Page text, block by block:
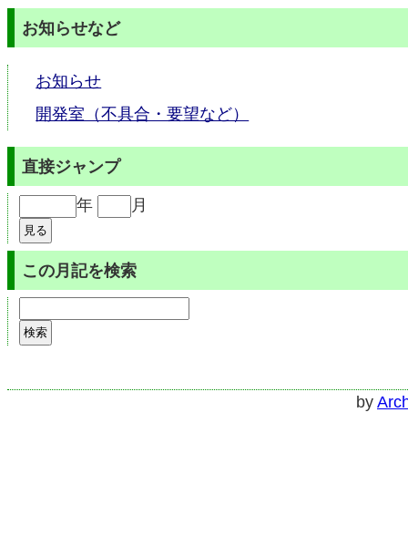
お知らせなど
お知らせ
開発室（不具合・要望など）
直接ジャンプ
年 月
この月記を検索
by